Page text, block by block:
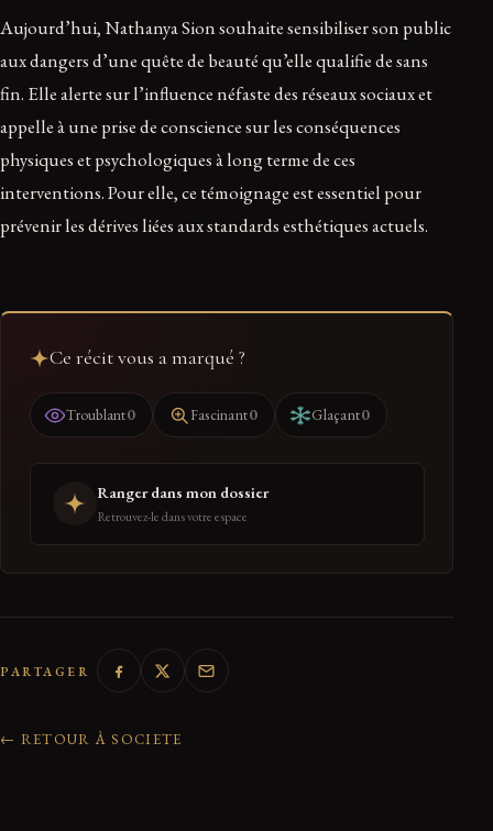
Aujourd’hui, Nathanya Sion souhaite sensibiliser son public
aux dangers d’une quête de beauté qu’elle qualifie de sans
fin. Elle alerte sur l’influence néfaste des réseaux sociaux et
appelle à une prise de conscience sur les conséquences
physiques et psychologiques à long terme de ces
interventions. Pour elle, ce témoignage est essentiel pour
prévenir les dérives liées aux standards esthétiques actuels.
Ce récit vous a marqué ?
Troublant0 Fascinant0 Glaçant0
Ranger dans mon dossier
Retrouvez-le dans votre espace
PARTAGER
← RETOUR À SOCIETE